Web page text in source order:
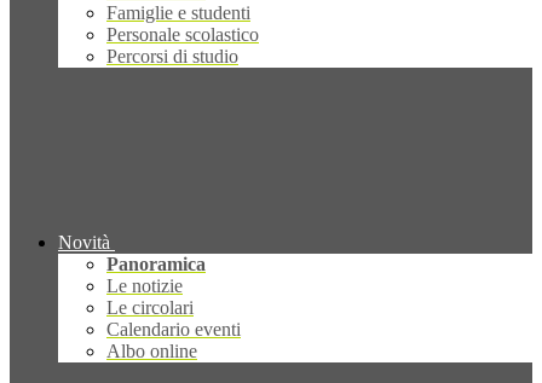
Famiglie e studenti
Personale scolastico
Percorsi di studio
Novità
Panoramica
Le notizie
Le circolari
Calendario eventi
Albo online